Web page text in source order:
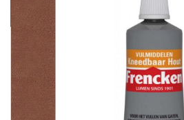
einde
van
de
afbeeldingen-
gallerij